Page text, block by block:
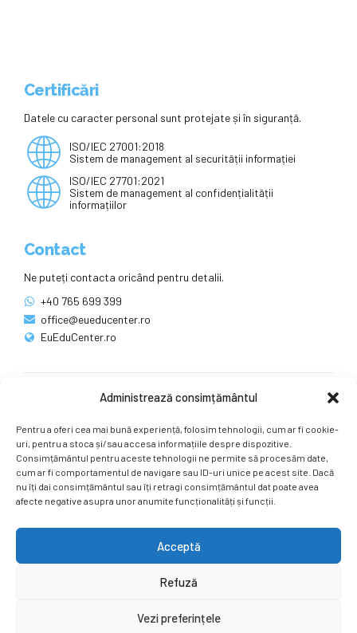
Administrează consimțământul
Pentru a oferi cea mai bună experiență, folosim tehnologii, cum ar fi cookie-
uri, pentru a stoca și/sau accesa informațiile despre dispozitive.
Consimțământul pentru aceste tehnologii ne permite să procesăm date,
cum ar fi comportamentul de navigare sau ID-uri unice pe acest site. Dacă
nu îți dai consimțământul sau îți retragi consimțământul dat poate avea
afecte negative asupra unor anumite funcționalități și funcții.
Acceptă
Refuză
Vezi preferințele
Certificări
Datele cu caracter personal sunt protejate și în siguranță.
ISO/IEC 27001:2018
Sistem de management al securității informației
ISO/IEC 27701:2021
Sistem de management al confidențialității
informațiilor
Contact
Ne puteți contacta oricând pentru detalii.
+40 765 699 399
office@eueducenter.ro
EuEduCenter.ro
Ne puteți găsi și pe rețelele sociale.